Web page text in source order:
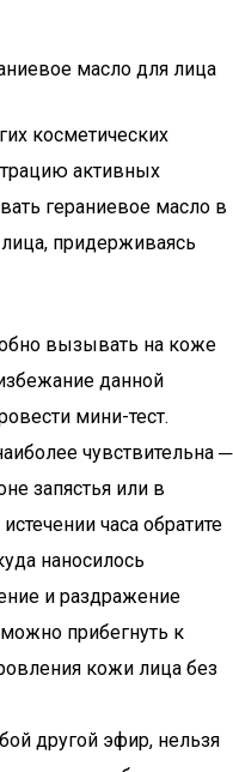
масло для лица
косметических
активных
гераниевое масло в
придерживаясь
вызывать на коже
данной
мини-тест.
чувствительна ─
запястья или в
часа обратите
наносилось
и раздражение
можно прибегнуть к
кожи лица без
другой эфир, нельзя